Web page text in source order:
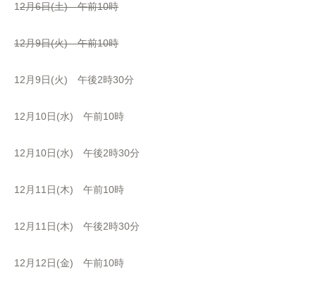
12月6日(土) 午前10時
12月9日(火) 午前10時
12月9日(火) 午後2時30分
12月10日(水) 午前10時
12月10日(水) 午後2時30分
12月11日(木) 午前10時
12月11日(木) 午後2時30分
12月12日(金) 午前10時